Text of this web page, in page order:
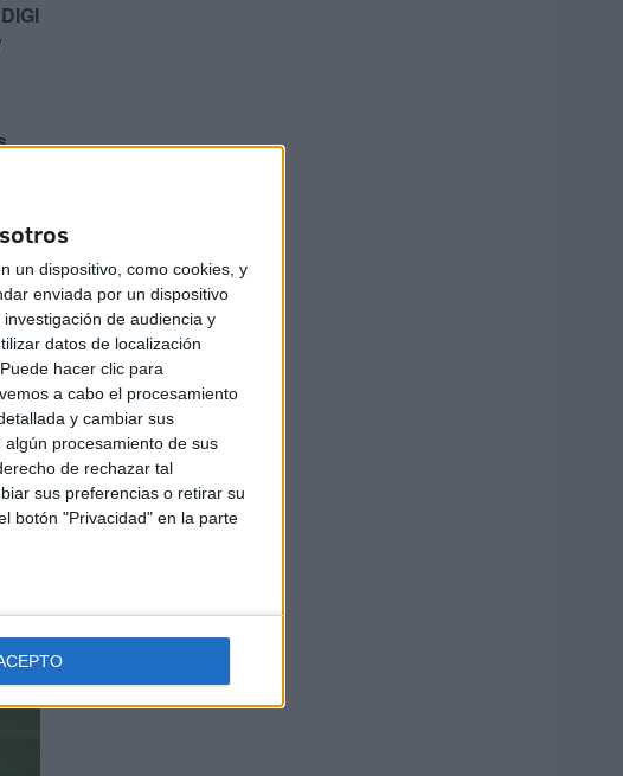
un dispositivo, como cookies, y
enviada por un dispositivo
de audiencia y
datos de localización
hacer clic para
a cabo el procesamiento
y cambiar sus
algún procesamiento de sus
de rechazar tal
sus preferencias o retirar su
botón "Privacidad" en la parte